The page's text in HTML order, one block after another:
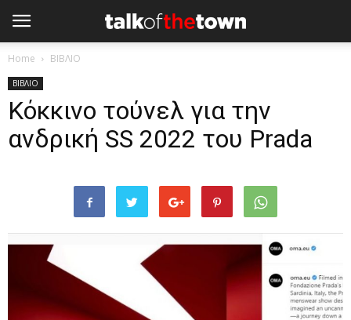
Home ΒΙΒΛΙΟ
ΒΙΒΛΙΟ
Κόκκινο τούνελ για την
ανδρική SS 2022 του Prada